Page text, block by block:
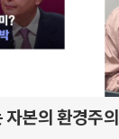
본의 환경주의